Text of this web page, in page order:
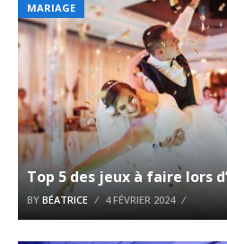
MARIAGE
Top 5 des jeux à faire lors
BY BÉATRICE 4 FÉVRIER 2024